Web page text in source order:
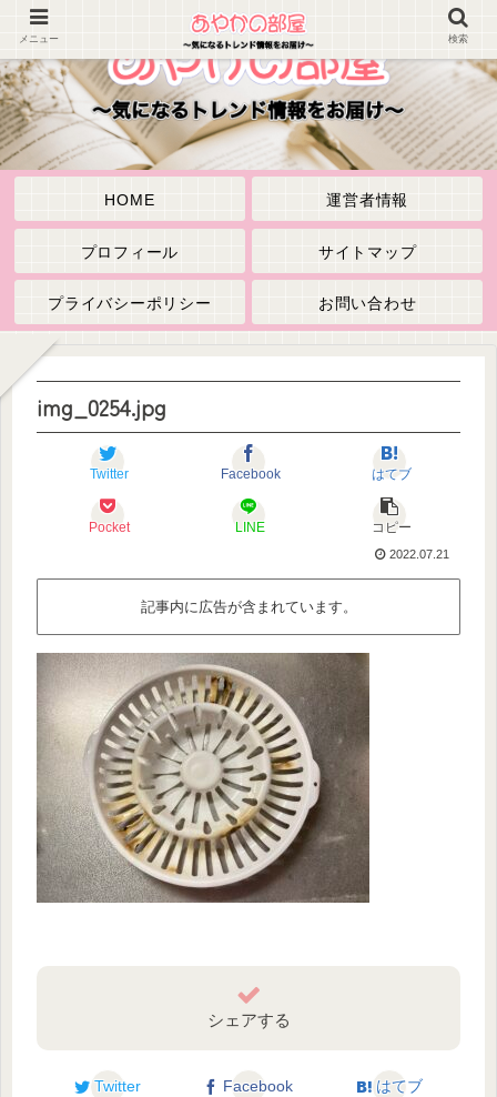
HOME 運営者情報
プロフィール サイトマップ
プライバシーポリシー お問い合わせ
img_0254.jpg
Twitter Facebook はてブ
Pocket LINE コピー
2022.07.21
記事内に広告が含まれています。
シェアする
Twitter Facebook はてブ
メニュー 検索